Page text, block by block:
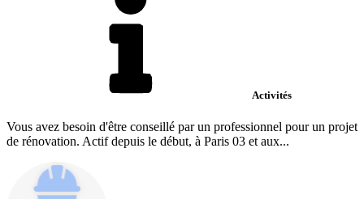
Activités
Vous avez besoin d'être conseillé par un professionnel pour un projet
de rénovation. Actif depuis le début, à Paris 03 et aux...